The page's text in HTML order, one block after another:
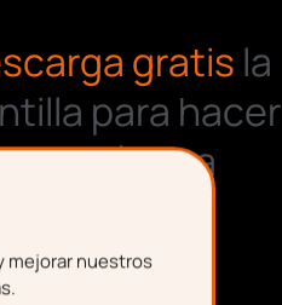
mejorar nuestros
gratis la
para hacer
una nómina